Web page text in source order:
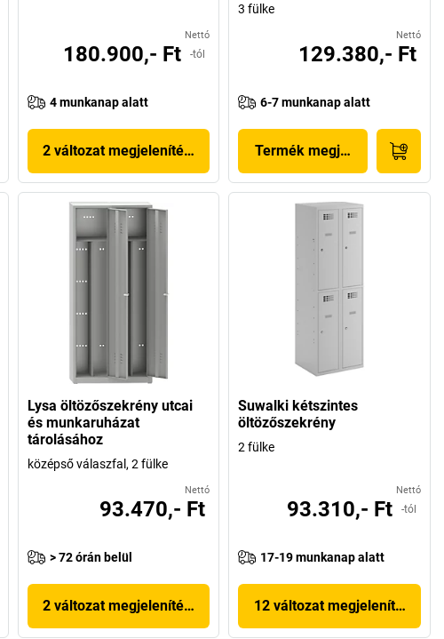
Nettó
180.900,- Ft -tól
4 munkanap alatt
2 változat megjelenítése
3 fülke
Nettó
129.380,- Ft
6-7 munkanap alatt
Termék megjelenítése
Lysa öltözőszekrény utcai
és munkaruházat
tárolásához
középső válaszfal, 2 fülke
Nettó
93.470,- Ft
> 72 órán belül
2 változat megjelenítése
Suwalki kétszintes
öltözőszekrény
2 fülke
Nettó
93.310,- Ft -tól
17-19 munkanap alatt
12 változat megjelenítése